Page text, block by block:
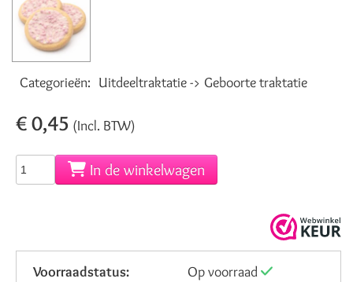
Categorieën: Uitdeeltraktatie -> Geboorte traktatie
€ 0,45 (Incl. BTW)
In de winkelwagen
Voorraadstatus:
Op voorraad